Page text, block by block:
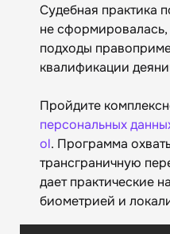
Судебная практика
не сформировалась,
подходы
квалификации
Пройдите
персональных
ol. Программа
трансграничную
дает практические
биометрией и